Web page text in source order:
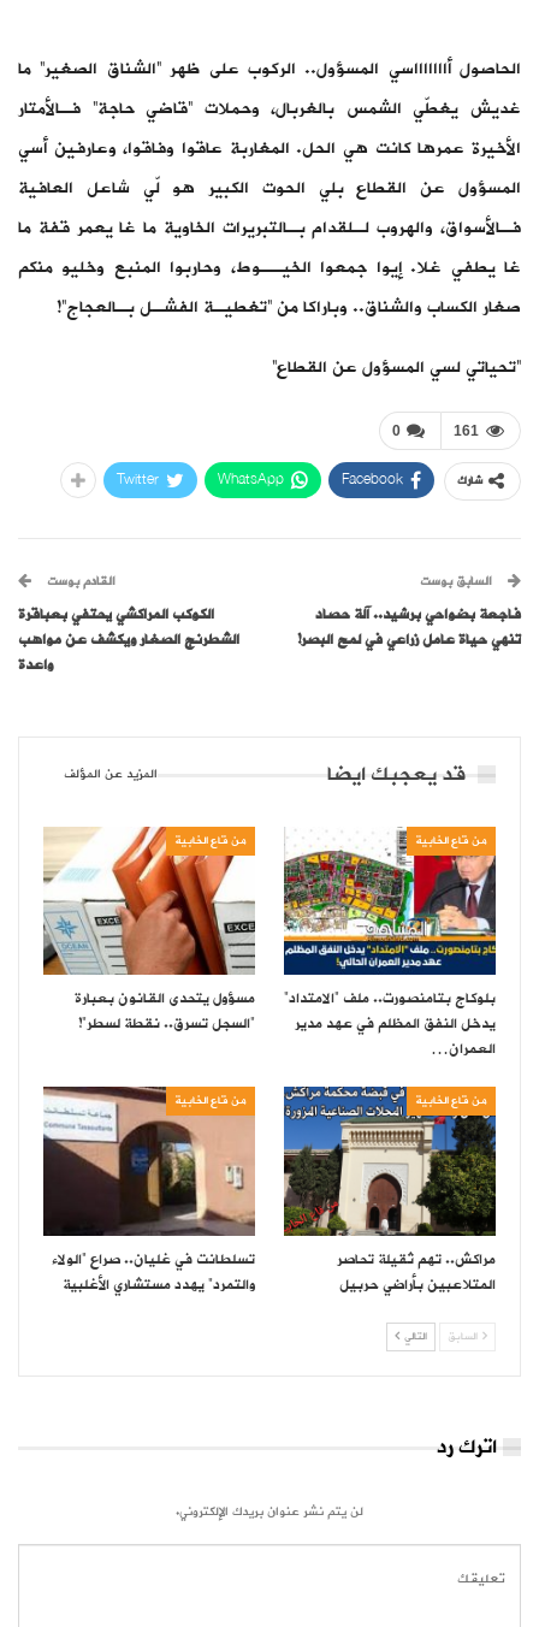
الحاصول أاااااااسي المسؤول.. الركوب على ظهر “الشناق الصغير” ما
غديش يغطّي الشمس بالغربال، وحملات “قاضي حاجة” فـالأمتار
الأخيرة عمرها كانت هي الحل. المغاربة عاقوا وفاقوا، وعارفين أسي
المسؤول عن القطاع بلي الحوت الكبير هو لّي شاعل العافية
فـالأسواق، والهروب لـلقدام بـالتبريرات الخاوية ما غا يعمر قفة ما
غا يطفي غلا. إيوا جمعوا الخيــوط، وحاربوا المنبع وخليو منكم
صغار الكساب والشناق.. وباراكا من “تغطيـة الفشـل بـالعجاج”!
“تحياتي لسي المسؤول عن القطاع”
0 161
شارك Facebook
WhatsApp
Twitter
السابق بوست
فاجعة بضواحي برشيد.. آلة حصاد
تنهي حياة عامل زراعي في لمح البصر!
القادم بوست
الكوكب المراكشي يحتفي بعباقرة
الشطرنج الصغار ويكشف عن مواهب
واعدة
قد يعجبك ايضا المزيد عن المؤلف
من قاع الخابية
بلوكاج بتامنصورت.. ملف “الامتداد”
يدخل النفق المظلم في عهد مدير
العمران…
من قاع الخابية
مسؤول يتحدى القانون بعبارة
“السجل تسرق.. نقطة لسطر”!
من قاع الخابية
مراكش.. تهم ثقيلة تحاصر
المتلاعبين بأراضي حربيل
من قاع الخابية
تسلطانت في غليان.. صراع “الولاء
والتمرد” يهدد مستشاري الأغلبية
السابق التالي
اترك رد
لن يتم نشر عنوان بريدك الإلكتروني.